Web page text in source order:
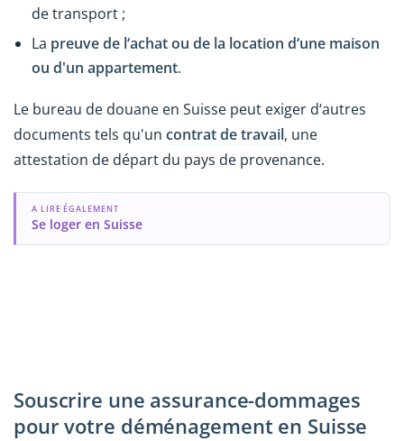
de transport ;
La preuve de l‘achat ou de la location d‘une maison
ou d'un appartement.
Le bureau de douane en Suisse peut exiger d‘autres
documents tels qu'un contrat de travail, une
attestation de départ du pays de provenance.
A LIRE ÉGALEMENT
Se loger en Suisse
Souscrire une assurance-dommages
pour votre déménagement en Suisse